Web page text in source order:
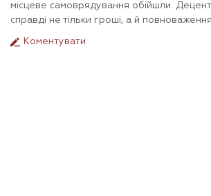
місцеве самоврядування обійшли.
справді не тільки гроші, а й
Коментувати